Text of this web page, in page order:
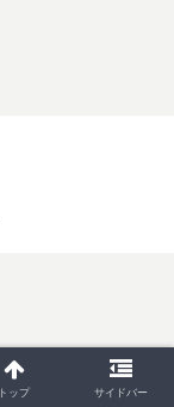
トップ サイドバー